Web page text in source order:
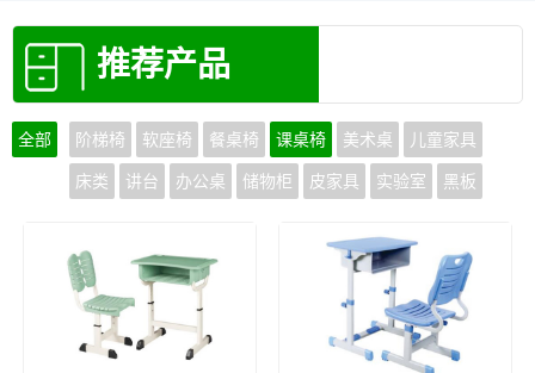
推荐产品
全部 阶梯椅 软座椅 餐桌椅 课桌椅 美术桌 儿童家具
床类 讲台 办公桌 储物柜 皮家具 实验室 黑板